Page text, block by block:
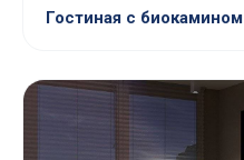
Гостиная с биокамином